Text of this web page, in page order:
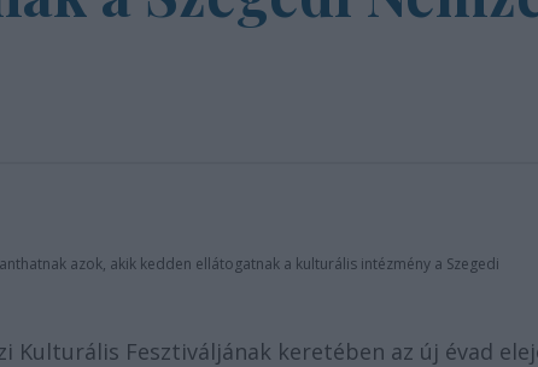
azok, akik kedden ellátogatnak a kulturális intézmény a Szegedi
Kulturális Fesztiváljának keretében az új évad